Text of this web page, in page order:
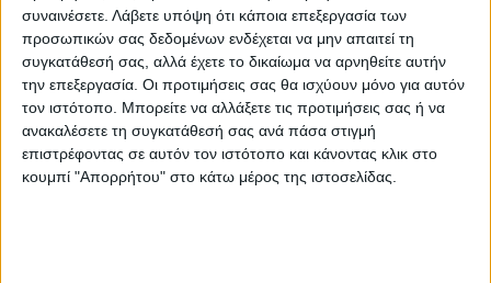
συναινέσετε. Λάβετε υπόψη ότι κάποια επεξεργασία των
προσωπικών σας δεδομένων ενδέχεται να μην απαιτεί τη
συγκατάθεσή σας, αλλά έχετε το δικαίωμα να αρνηθείτε αυτήν
την επεξεργασία. Οι προτιμήσεις σας θα ισχύουν μόνο για αυτόν
τον ιστότοπο. Μπορείτε να αλλάξετε τις προτιμήσεις σας ή να
ανακαλέσετε τη συγκατάθεσή σας ανά πάσα στιγμή
επιστρέφοντας σε αυτόν τον ιστότοπο και κάνοντας κλικ στο
κουμπί "Απορρήτου" στο κάτω μέρος της ιστοσελίδας.